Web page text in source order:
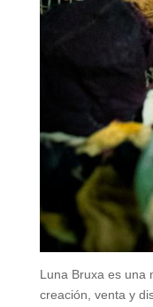
Luna Bruxa es una
creación, venta y